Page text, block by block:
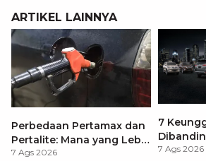
ARTIKEL LAINNYA
Perbedaan Pertamax dan
Pertalite: Mana yang Lebih
Baik untuk Mobil Toyota
7 Ags 2026
7
Anda
7 Ags 2026